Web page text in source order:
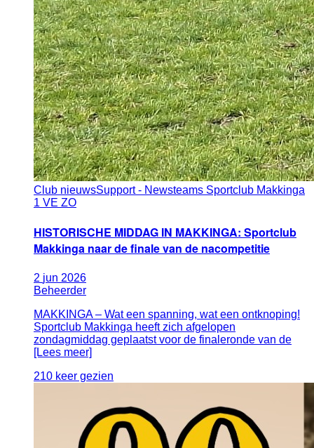
Club nieuwsSupport - Newsteams Sportclub Makkinga
1 VE ZO
HISTORISCHE MIDDAG IN MAKKINGA: Sportclub
Makkinga naar de finale van de nacompetitie
2 jun 2026
Beheerder
MAKKINGA – Wat een spanning, wat een ontknoping!
Sportclub Makkinga heeft zich afgelopen
zondagmiddag geplaatst voor de finaleronde van de
[Lees meer]
210 keer gezien